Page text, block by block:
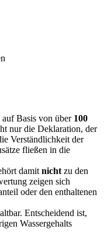
Basis von über 100
nur die Deklaration, der
Verständlichkeit der
fließen in die
damit nicht zu den
zeigen sich
oder den enthaltenen
Entscheidend ist,
Wassergehalts